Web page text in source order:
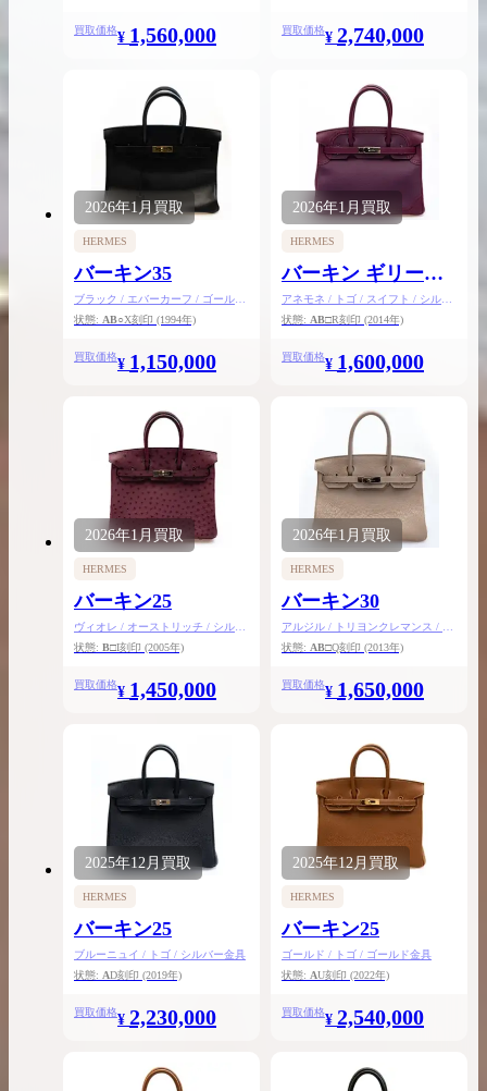
買取価格¥ 1,560,000 買取価格¥ 2,740,000
2026年1月買取
HERMES
バーキン35
ブラック / エバーカーフ / ゴールド
金具
状態: AB○X刻印 (1994年)
買取価格¥ 1,150,000
2026年1月 買取
HERMES
バーキン ギリーズ
30
アネモネ / トゴ / スイフト / シルバ
ー金具
状態: AB□R刻印 (2014年)
買取価格¥ 1,600,000
2026年1月買取
HERMES
バーキン25
ヴィオレ / オーストリッチ / シルバ
ー金具
状態: B□I刻印 (2005年)
買取価格¥ 1,450,000
2026年1月 買取
HERMES
バーキン30
アルジル / トリヨンクレマンス / シ
ルバー金具
状態: AB□Q刻印 (2013年)
買取価格¥ 1,650,000
2025年12月買取
HERMES
バーキン25
ブルーニュイ / トゴ / シルバー金具
状態: AD刻印 (2019年)
買取価格¥ 2,230,000
2025年12月買取
HERMES
バーキン25
ゴールド / トゴ / ゴールド金具
状態: AU刻印 (2022年)
買取価格¥ 2,540,000